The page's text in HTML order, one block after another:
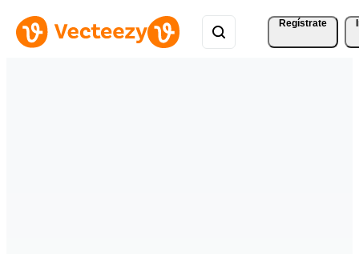
Regístrate